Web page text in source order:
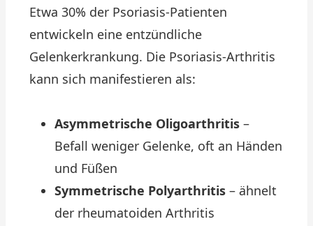
Etwa 30% der Psoriasis-Patienten
entwickeln eine entzündliche
Gelenkerkrankung. Die Psoriasis-Arthritis
kann sich manifestieren als:
Asymmetrische Oligoarthritis –
Befall weniger Gelenke, oft an Händen
und Füßen
Symmetrische Polyarthritis – ähnelt
der rheumatoiden Arthritis